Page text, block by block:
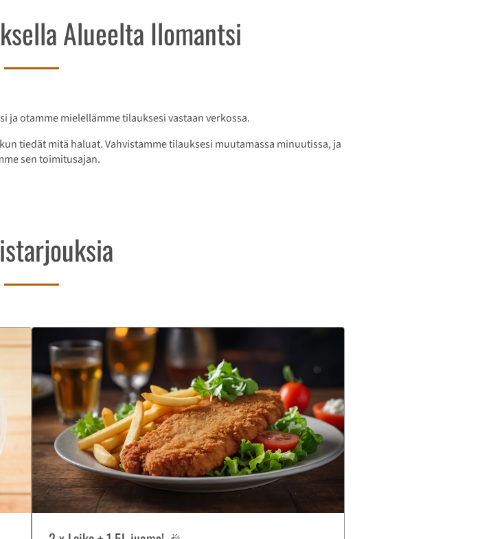
Alueelta Ilomantsi
ja otamme mielellämme tilauksesi vastaan verkossa.
tiedät mitä haluat. Vahvistamme tilauksesi muutamassa minuutissa, ja
sen toimitusajan.